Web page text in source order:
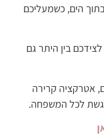
הים, כשמעליכם
בין היתר גם
אטרקציה קרירה
לכל המשפחה.